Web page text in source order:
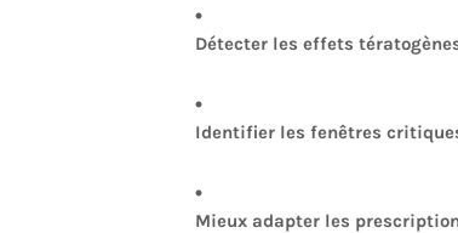
Détecter les effets
Identifier les fenêtres
Mieux adapter les